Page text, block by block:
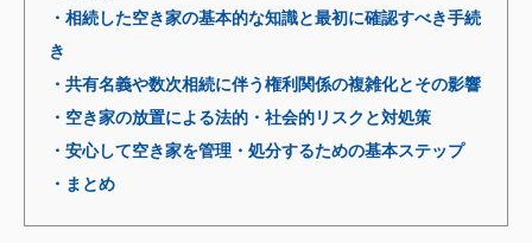
・相続した空き家の基本的な知識と最初に確認すべき手続
き
・共有名義や数次相続に伴う権利関係の複雑化とその影響
・空き家の放置による法的・社会的リスクと対処策
・安心して空き家を管理・処分するための基本ステップ
・まとめ